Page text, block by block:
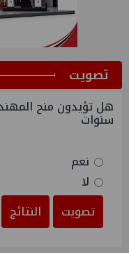
ﺗﺼﻮﻳﺖ
هل تؤيدون منح
سنوات
نعم
لا
تصويت
النتائج